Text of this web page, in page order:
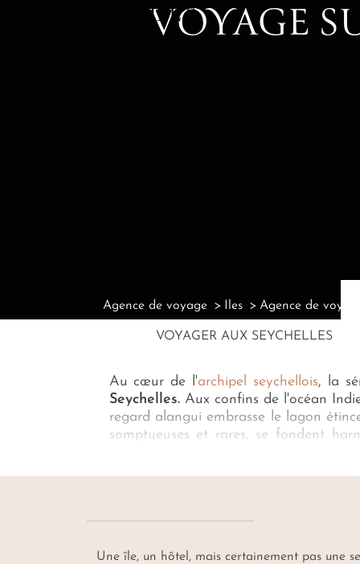
VOYAGE
Agence de voyage Iles Agence de
VOYAGER AUX SEYCHELLES
Au cœur de l'archipel seychellois, la
Seychelles.Aux confins de l'océan
regard alangui embrasse le lagon
somptueuses et rares, se fondent
retrouvée. Tels sont les maitres-
Une île, un hôtel, mais certainement pas une